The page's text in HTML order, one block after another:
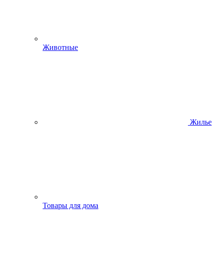
Животные
Жилье
Товары для дома